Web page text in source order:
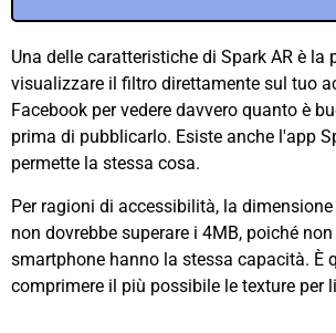
Una delle caratteristiche di Spark AR è la
visualizzare il filtro direttamente sul tuo
Facebook per vedere davvero quanto è
prima di pubblicarlo. Esiste anche l'app
permette la stessa cosa.
Per ragioni di accessibilità, la
non dovrebbe superare i 4MB, poiché
smartphone hanno la stessa capacità. È
comprimere il più possibile le texture per